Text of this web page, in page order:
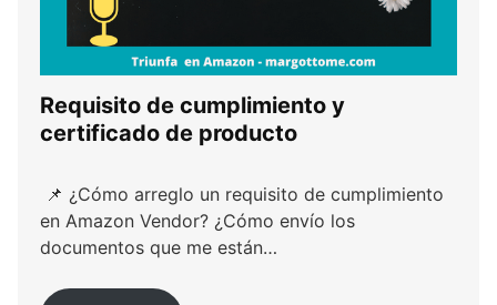
Requisito de cumplimiento y
certificado de producto
📌 ¿Cómo arreglo un requisito de cumplimiento
en Amazon Vendor? ¿Cómo envío los
documentos que me están…